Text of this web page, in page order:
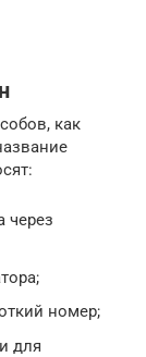
как
через
номер;
для